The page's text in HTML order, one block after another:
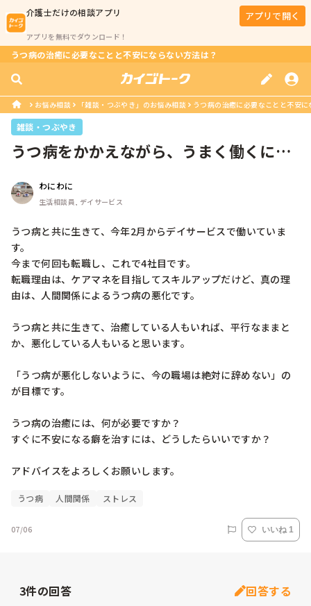
介護士だけの相談アプリ
アプリを無料でダウンロード！
アプリで開く
うつ病の治癒に必要なことと不安にならない方法は？
お悩み相談 「雑談・つぶやき」のお悩み相談 うつ病の治癒に必要なことと不安
雑談・つぶやき
うつ病をかかえながら、うまく働くに
わにわに
生活相談員, デイサービス
うつ病と共に生きて、今年2月からデイサービスで働いていま
す。
今まで何回も転職し、これで4社目です。
転職理由は、ケアマネを目指してスキルアップだけど、真の理
由は、人間関係によるうつ病の悪化です。
うつ病と共に生きて、治癒している人もいれば、平行なままと
か、悪化している人もいると思います。
「うつ病が悪化しないように、今の職場は絶対に辞めない」の
が目標です。
うつ病の治癒には、何が必要ですか？
すぐに不安になる癖を治すには、どうしたらいいですか？
アドバイスをよろしくお願いします。
うつ病 人間関係 ストレス
07/06 いいね 1
3件の回答 回答する